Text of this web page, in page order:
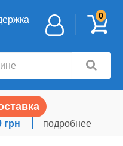
0
грн подробнее